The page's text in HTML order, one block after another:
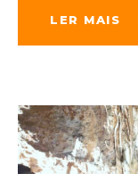
LER MAIS